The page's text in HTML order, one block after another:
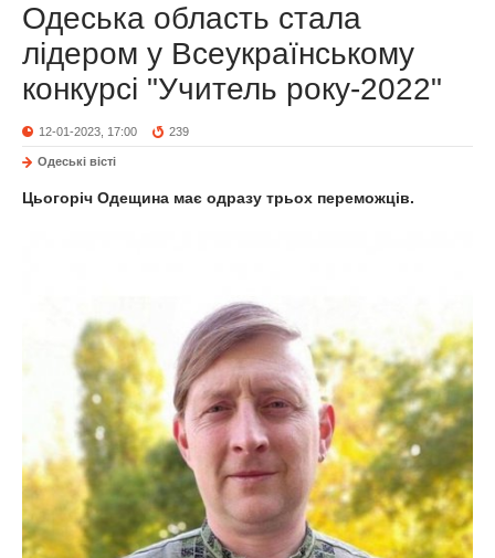
Одеська область стала
лідером у Всеукраїнському
конкурсі "Учитель року-2022"
12-01-2023, 17:00 239
Одеськi вiстi
Цьогоріч Одещина має одразу трьох переможців.